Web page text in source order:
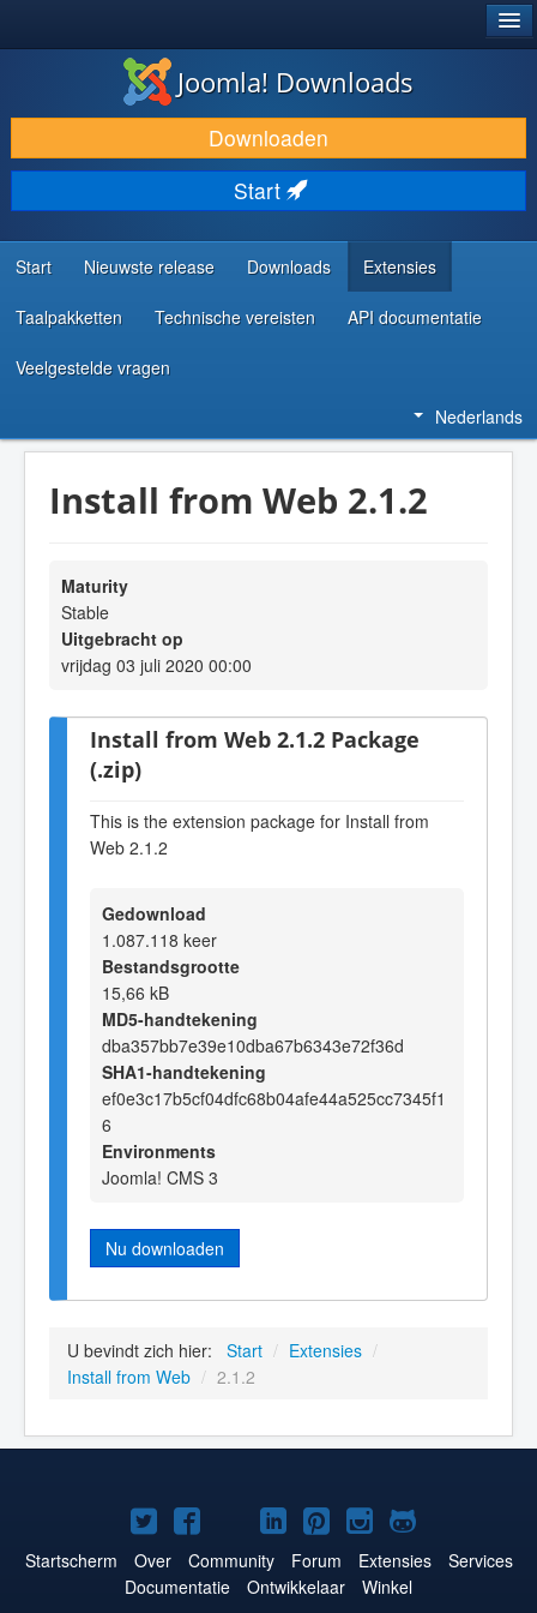
DOWNLOAD & BREID UIT
ONTDEK & LEER
COMMUNITY & ONDERSTEUNING
ONTWIKKELAARSBRONNEN
Joomla! Downloads
Downloaden
Start
Start Nieuwste release Downloads Extensies
Taalpakketten Technische vereisten API documentatie
Veelgestelde vragen
Nederlands
Install from Web 2.1.2
Maturity
Stable
Uitgebracht op
vrijdag 03 juli 2020 00:00
Install from Web 2.1.2 Package
(.zip)
This is the extension package for Install from
Web 2.1.2
Gedownload
1.087.118 keer
Bestandsgrootte
15,66 kB
MD5-handtekening
dba357bb7e39e10dba67b6343e72f36d
SHA1-handtekening
ef0e3c17b5cf04dfc68b04afe44a525cc7345f1
6
Environments
Joomla! CMS 3
Nu downloaden
U bevindt zich hier: Start / Extensies /
Install from Web / 2.1.2
Joomla!
op
Twitter
Joomla!
op
Facebook
Joomla!
op
YouTube
Joomla!
op
LinkedIn
Joomla!
op
Pinterest
Joomla!
op
Instagram
Joomla!
op
GitHub
Startscherm Over Community Forum Extensies
Services
Documentatie
Ontwikkelaar
Winkel